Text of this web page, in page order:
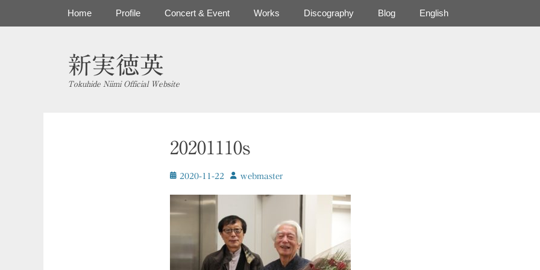
新実徳英
Tokuhide Niimi Official Website
メインメニュー
Home Profile Concert & Event Works Discography Blog English
20201110s
投 2020-11-22
投 ｗebmaster